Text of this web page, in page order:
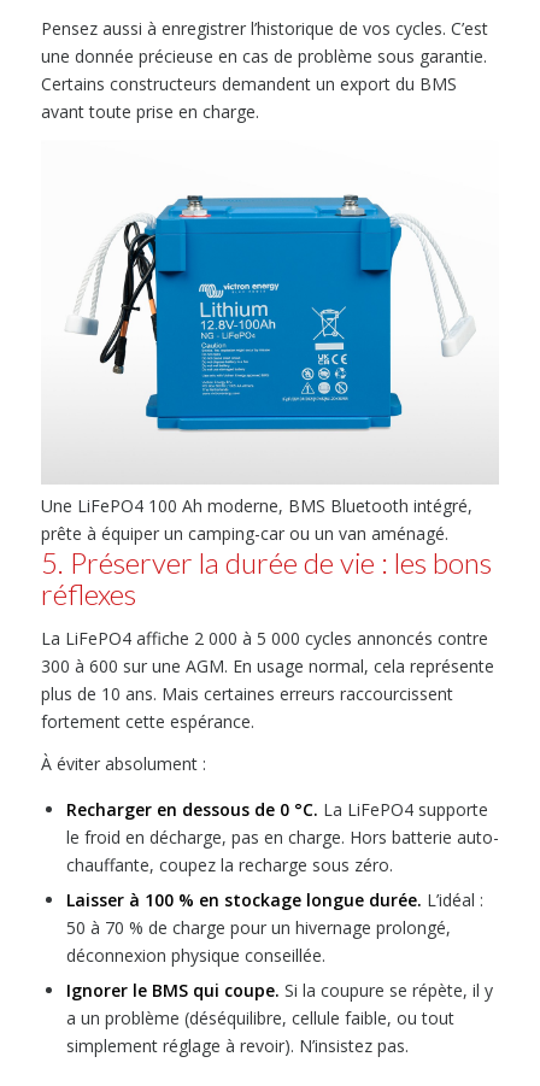
Pensez aussi à enregistrer l’historique de vos cycles. C’est
une donnée précieuse en cas de problème sous garantie.
Certains constructeurs demandent un export du BMS
avant toute prise en charge.
Une LiFePO4 100 Ah moderne, BMS Bluetooth intégré,
prête à équiper un camping-car ou un van aménagé.
5. Préserver la durée de vie : les bons
réflexes
La LiFePO4 affiche 2 000 à 5 000 cycles annoncés contre
300 à 600 sur une AGM. En usage normal, cela représente
plus de 10 ans. Mais certaines erreurs raccourcissent
fortement cette espérance.
À éviter absolument :
Recharger en dessous de 0 °C. La LiFePO4 supporte
le froid en décharge, pas en charge. Hors batterie auto-
chauffante, coupez la recharge sous zéro.
Laisser à 100 % en stockage longue durée. L’idéal :
50 à 70 % de charge pour un hivernage prolongé,
déconnexion physique conseillée.
Ignorer le BMS qui coupe. Si la coupure se répète, il y
a un problème (déséquilibre, cellule faible, ou tout
simplement réglage à revoir). N’insistez pas.